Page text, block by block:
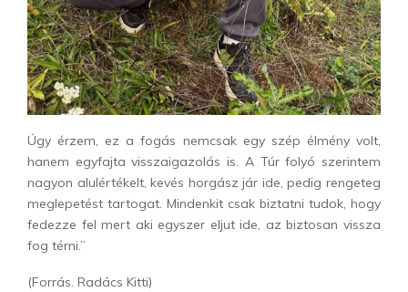
Úgy érzem, ez a fogás nemcsak egy szép élmény volt,
hanem egyfajta visszaigazolás is. A Túr folyó szerintem
nagyon alulértékelt, kevés horgász jár ide, pedig rengeteg
meglepetést tartogat. Mindenkit csak biztatni tudok, hogy
fedezze fel mert aki egyszer eljut ide, az biztosan vissza
fog térni.”
(Forrás. Radács Kitti)